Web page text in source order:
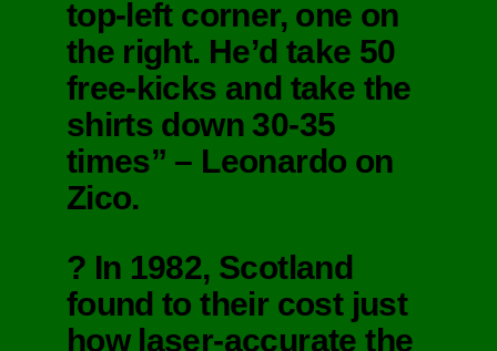
top-left corner, one on
the right. He’d take 50
free-kicks and take the
shirts down 30-35
times” – Leonardo on
Zico.
? In 1982, Scotland
found to their cost just
how laser-accurate the